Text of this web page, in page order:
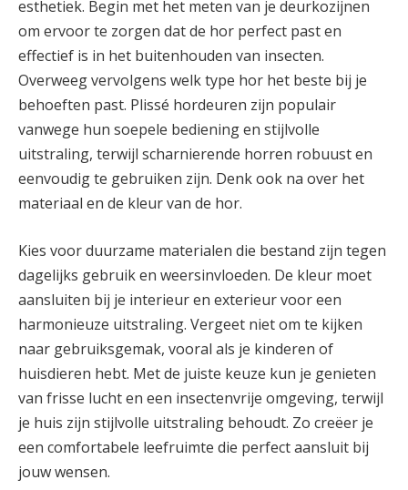
esthetiek. Begin met het meten van je deurkozijnen
om ervoor te zorgen dat de hor perfect past en
effectief is in het buitenhouden van insecten.
Overweeg vervolgens welk type hor het beste bij je
behoeften past. Plissé hordeuren zijn populair
vanwege hun soepele bediening en stijlvolle
uitstraling, terwijl scharnierende horren robuust en
eenvoudig te gebruiken zijn. Denk ook na over het
materiaal en de kleur van de hor.
Kies voor duurzame materialen die bestand zijn tegen
dagelijks gebruik en weersinvloeden. De kleur moet
aansluiten bij je interieur en exterieur voor een
harmonieuze uitstraling. Vergeet niet om te kijken
naar gebruiksgemak, vooral als je kinderen of
huisdieren hebt. Met de juiste keuze kun je genieten
van frisse lucht en een insectenvrije omgeving, terwijl
je huis zijn stijlvolle uitstraling behoudt. Zo creëer je
een comfortabele leefruimte die perfect aansluit bij
jouw wensen.